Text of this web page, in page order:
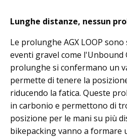
Lunghe distanze, nessun
Le prolunghe AGX LOOP
eventi gravel come l'Unbound
prolunghe si confermano un
permette di tenere la
riducendo la fatica. Queste
in carbonio e permettono di
posizione per le mani su più
bikepacking vanno a formare